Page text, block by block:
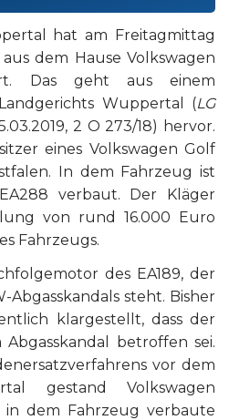
hat am Freitagmittag
dem Hause Volkswagen
Das geht aus einem
Wuppertal (LG
2 O 273/18) hervor.
eines Volkswagen Golf
In dem Fahrzeug ist
verbaut. Der Kläger
von rund 16.000 Euro
Fahrzeugs.
des EA189, der
steht. Bisher
klargestellt, dass der
betroffen sei.
vor dem
gestand Volkswagen
in dem Fahrzeug verbaute